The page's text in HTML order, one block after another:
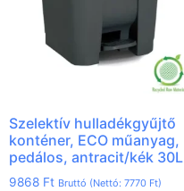
Szelektív hulladékgyűjtő
konténer, ECO műanyag,
pedálos, antracit/kék 30L
9868 Ft Bruttó (Nettó: 7770 Ft)